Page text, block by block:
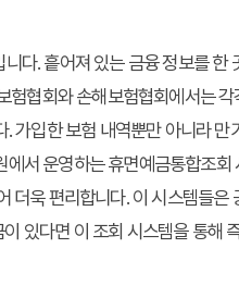
다. 흩어져 있는 금융 정보를 한
험협회와 손해보험협회에서는 각
가입한 보험 내역뿐만 아니라 만
서 운영하는 휴면예금통합조회
더욱 편리합니다. 이 시스템들은
있다면 이 조회 시스템을 통해